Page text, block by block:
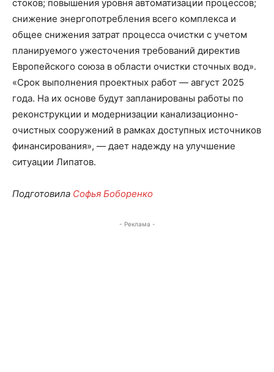
стоков; повышения уровня автоматизации процессов;
снижение энергопотребления всего комплекса и
общее снижения затрат процесса очистки с учетом
планируемого ужесточения требований директив
Европейского союза в области очистки сточных вод».
«Срок выполнения проектных работ — август 2025
года. На их основе будут запланированы работы по
реконструкции и модернизации канализационно-
очистных сооружений в рамках доступных источников
финансирования», — дает надежду на улучшение
ситуации Липатов.
Подготовила Софья Боборенко
- Реклама -